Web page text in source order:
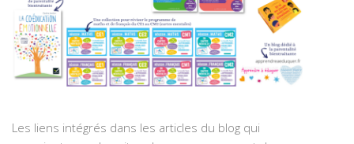
Les liens intégrés dans les articles du blog qui